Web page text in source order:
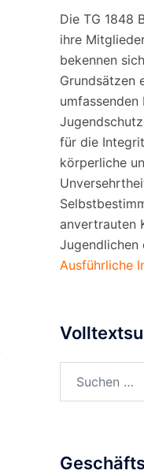
Die TG 1848
ihre
bekennen
Grundsätzen
umfassenden
für die
körperliche
anvertrauten
Jugendlichen
Ausführliche
nach: